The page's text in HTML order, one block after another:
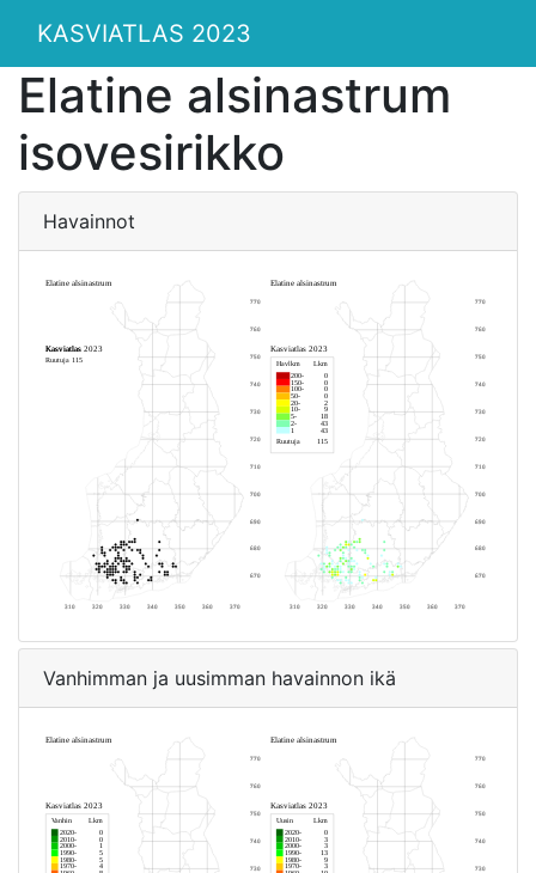
KASVIATLAS 2023
Elatine alsinastrum
isovesirikko
Havainnot
Vanhimman ja uusimman havainnon ikä